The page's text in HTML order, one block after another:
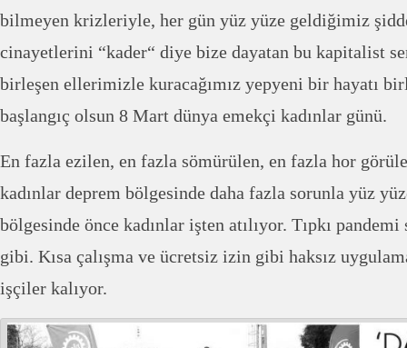
bilmeyen krizleriyle, her gün yüz yüze geldiğimiz
cinayetlerini “kader“ diye bize dayatan bu kapitalist
birleşen ellerimizle kuracağımız yepyeni bir hayatı
başlangıç olsun 8 Mart dünya emekçi kadınlar günü.
En fazla ezilen, en fazla sömürülen, en fazla hor
kadınlar deprem bölgesinde daha fazla sorunla yüz
bölgesinde önce kadınlar işten atılıyor. Tıpkı
gibi. Kısa çalışma ve ücretsiz izin gibi haksız
işçiler kalıyor.